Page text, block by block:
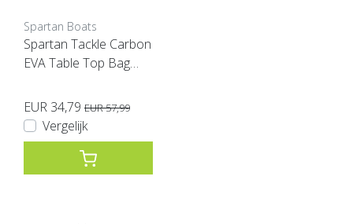
Spartan Boats
Spartan Tackle Carbon
EVA Table Top Bag
EUR 34,79 EUR 57,99
Vergelijk